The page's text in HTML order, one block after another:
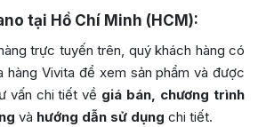
tại Hồ Chí Minh (HCM):
trực tuyến trên, quý khách hàng có
Vivita để xem sản phẩm và được
vấn chi tiết về giá bán, chương trình
và hướng dẫn sử dụng chi tiết.